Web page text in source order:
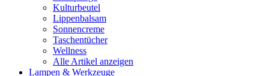
Kulturbeutel
Lippenbalsam
Sonnencreme
Taschentücher
Wellness
Alle Artikel anzeigen
Lampen & Werkzeuge